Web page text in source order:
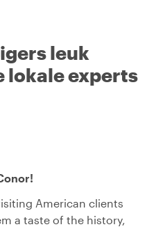
leuk
lokale experts
American clients
a taste of the history,